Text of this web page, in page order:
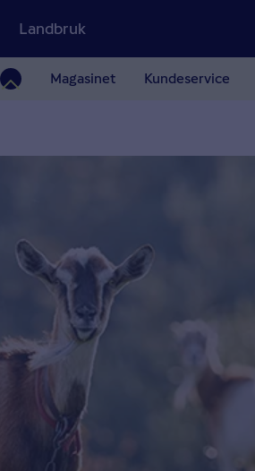
Magasinet Kundeservice
Landbruk